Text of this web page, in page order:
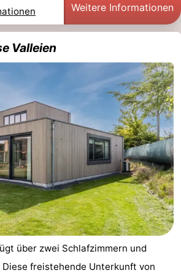
Weitere Informationen
Valleien
über zwei Schlafzimmern und
Diese freistehende Unterkunft von